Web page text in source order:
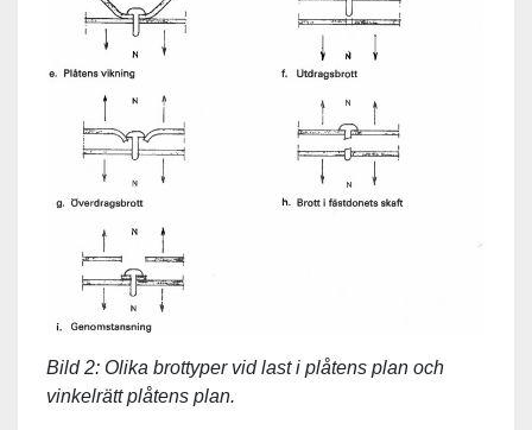
Bild 2: Olika brottyper vid last i plåtens plan och
vinkelrätt plåtens plan.